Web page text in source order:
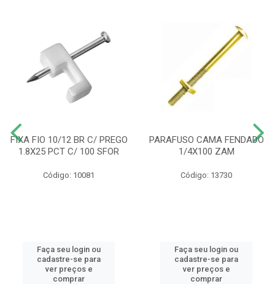
FIXA FIO 10/12 BR C/ PREGO
1.8X25 PCT C/ 100 SFOR
Código: 10081
Faça seu login ou
cadastre-se para
ver preços e
comprar
PARAFUSO CAMA FENDADO
1/4X100 ZAM
Código: 13730
Faça seu login ou
cadastre-se para
ver preços e
comprar